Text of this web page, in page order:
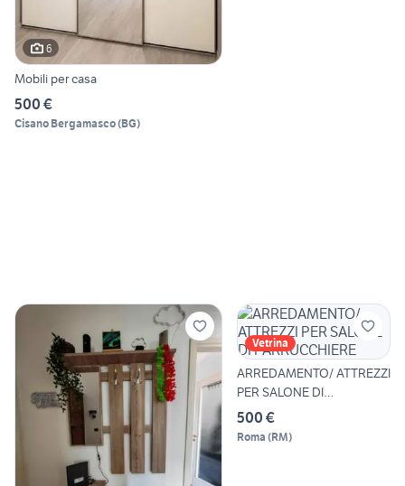
6
Mobili per casa
500 €
Cisano Bergamasco(BG)
Vetrina
ARREDAMENTO/ ATTREZZI
PER SALONE DI
PARRUCCHIERE
500 €
Roma (RM)